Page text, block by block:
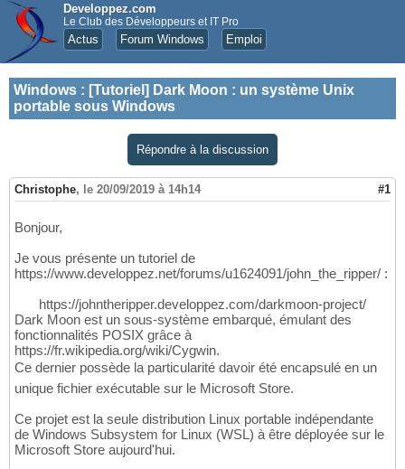
Developpez.com
Le Club des Développeurs et IT Pro
Actus Forum Windows Emploi
Windows : [Tutoriel] Dark Moon : un système Unix
portable sous Windows
Répondre à la discussion
Christophe, le 20/09/2019 à 14h14 #1
Bonjour,
Je vous présente un tutoriel de
https://www.developpez.net/forums/u1624091/john_the_ripper/ :
https://johntheripper.developpez.com/darkmoon-project/
Dark Moon est un sous-système embarqué, émulant des
fonctionnalités POSIX grâce à
https://fr.wikipedia.org/wiki/Cygwin.
Ce dernier possède la particularité davoir été encapsulé en un
unique fichier exécutable sur le Microsoft Store.
Ce projet est la seule distribution Linux portable indépendante
de Windows Subsystem for Linux (WSL) à être déployée sur le
Microsoft Store aujourd'hui.